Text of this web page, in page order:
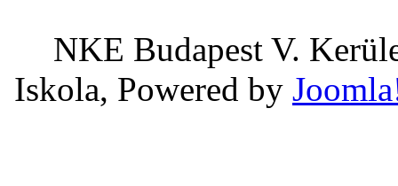
NKE Budapest V.
Iskola, Powered by